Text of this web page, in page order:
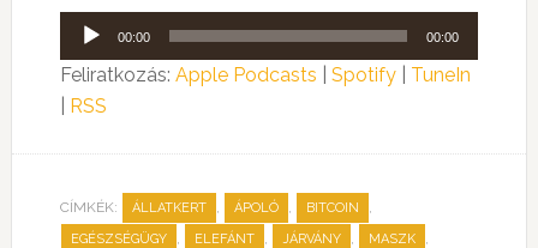
Audió
lejátszó
00:00 00:00
Feliratkozás: Apple Podcasts Spotify| TuneIn
RSS
CÍMKÉK: ÁLLATKERT , ÁPOLÓ , BITCOIN ,
EGÉSZSÉGÜGY , ELEFÁNT , JÁRVÁNY , MASZK ,